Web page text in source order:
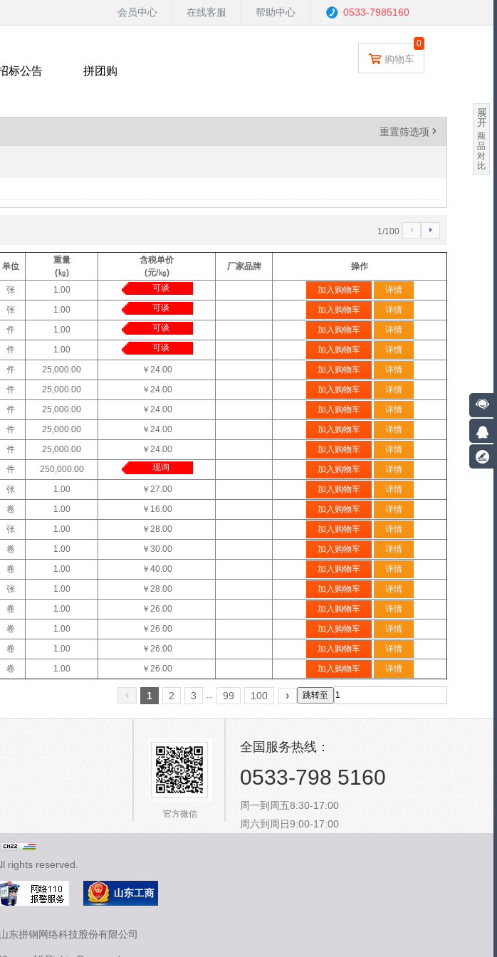
会员中心 在线客服 帮助中心 0533-7985160
标公告 拼团购
0
购物车
重置筛选项 '
1/100 4 5
单位
重量
(㎏)
含税单价
(元/㎏)
厂家品牌 操作
张 1.00 可谈 加入购物车
详情
张 1.00 可谈 加入购物车
详情
件 1.00 可谈 加入购物车
详情
件 1.00 可谈 加入购物车
详情
件 25,000.00 ￥24.00 加入购物车
详情
件 25,000.00 ￥24.00 加入购物车
详情
件 25,000.00 ￥24.00 加入购物车
详情
件 25,000.00 ￥24.00 加入购物车
详情
件 25,000.00 ￥24.00 加入购物车
详情
件 250,000.00 现询 加入购物车
详情
张 1.00 ￥27.00 加入购物车
详情
卷 1.00 ￥16.00 加入购物车
详情
张 1.00 ￥28.00 加入购物车
详情
卷 1.00 ￥30.00 加入购物车
详情
卷 1.00 ￥40.00 加入购物车
详情
张 1.00 ￥28.00 加入购物车
详情
卷 1.00 ￥26.00 加入购物车
详情
卷 1.00 ￥26.00 加入购物车
详情
卷 1.00 ￥26.00 加入购物车
详情
卷 1.00 ￥26.00 加入购物车 详情
‹ 1 2 3 99 100 › 跳转至
展
开
商
品
对
比
官方微信
全国服务热线：
0533-798 5160
周一到周五8:30-17:00
周六到周日9:00-17:00
rights reserved.
东拼钢网络科技股份有限公司